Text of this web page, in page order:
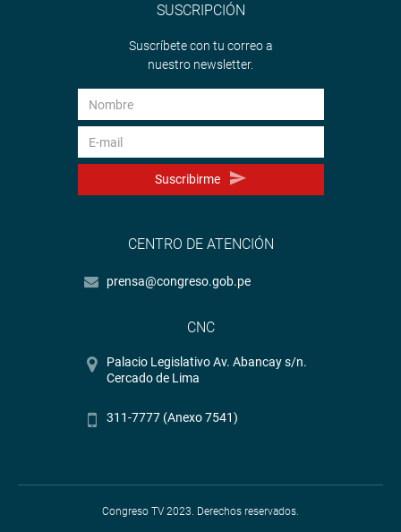
SUSCRIPCIÓN
Suscríbete con tu correo a
nuestro newsletter.
Suscribirme
CENTRO DE ATENCIÓN
prensa@congreso.gob.pe
CNC
Palacio Legislativo Av. Abancay s/n.
Cercado de Lima
311-7777 (Anexo 7541)
Congreso TV 2023. Derechos reservados.